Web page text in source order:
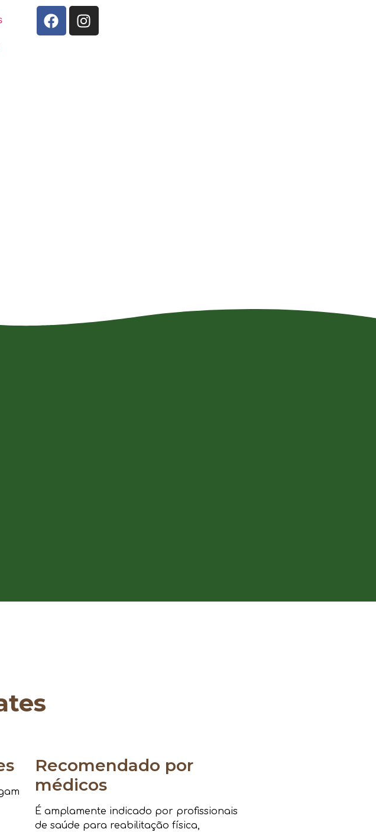
Recomendado por
médicos
É amplamente indicado por profissionais
de saúde para reabilitação física,